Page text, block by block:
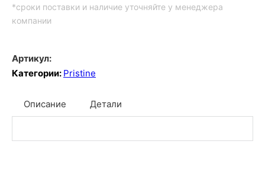
*сроки поставки и наличие уточняйте у менеджера
компании
Артикул:
Категории: Pristine
Описание Детали